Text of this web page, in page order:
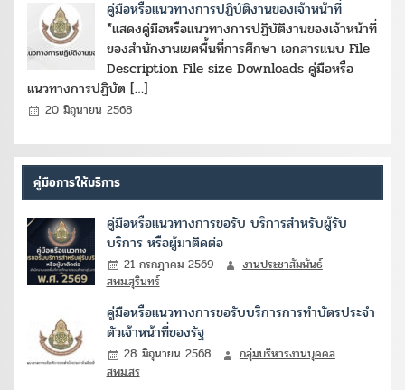
คู่มือหรือแนวทางการปฏิบัติงานของเจ้าหน้าที่
*แสดงคู่มือหรือแนวทางการปฏิบัติงานของเจ้าหน้าที่
ของสำนักงานเขตพื้นที่การศึกษา เอกสารแนบ File
Description File size Downloads คู่มือหรือ
แนวทางการปฏิบัต […]
20 มิถุนายน 2568
คู่มือการให้บริการ
คู่มือหรือแนวทางการขอรับ บริการสำหรับผู้รับ
บริการ หรือผู้มาติดต่อ
21 กรกฎาคม 2569
งานประชาสัมพันธ์
สพม.สุรินทร์
คู่มือหรือแนวทางการขอรับบริการการทำบัตรประจำ
ตัวเจ้าหน้าที่ของรัฐ
28 มิถุนายน 2568
กลุ่มบริหารงานบุคคล
สพม.สร